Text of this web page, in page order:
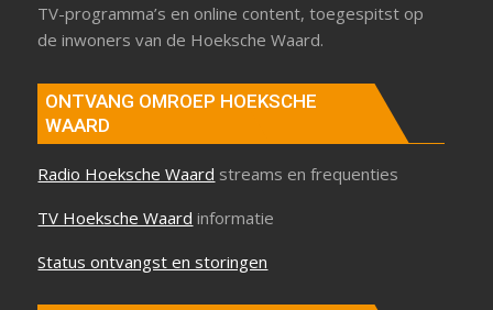
TV-programma’s en online content, toegespitst op
de inwoners van de Hoeksche Waard.
ONTVANG OMROEP HOEKSCHE
WAARD
Radio Hoeksche Waard streams en frequenties
TV Hoeksche Waard informatie
Status ontvangst en storingen